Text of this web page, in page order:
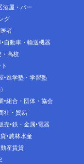
酒屋・バー
グ
者
自動車・輸送機器
高校
進学塾・学習塾
組合・団体・協会
社・貿易
売 鉄・金属 電器
農林水産
産賃貸